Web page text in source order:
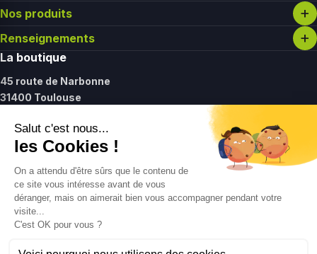
Nos produits
Renseignements
La boutique
45 route de Narbonne
31400 Toulouse
Samedi :
11h - 17h
Contact
09 61 27 37 12
contact@gointolife.com